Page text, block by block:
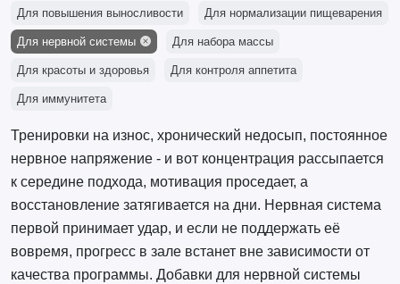
Для повышения выносливости Для нормализации пищеварения
Для нервной системы Для набора массы
Для красоты и здоровья Для контроля аппетита
Для иммунитета
Тренировки на износ, хронический недосып, постоянное
нервное напряжение - и вот концентрация рассыпается
к середине подхода, мотивация проседает, а
восстановление затягивается на дни. Нервная система
первой принимает удар, и если не поддержать её
вовремя, прогресс в зале встанет вне зависимости от
качества программы. Добавки для нервной системы